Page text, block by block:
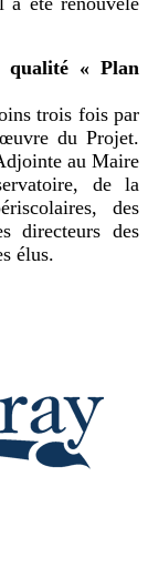
qualité « Plan
trois fois par
du Projet.
au Maire
de la
des
directeurs des
élus.